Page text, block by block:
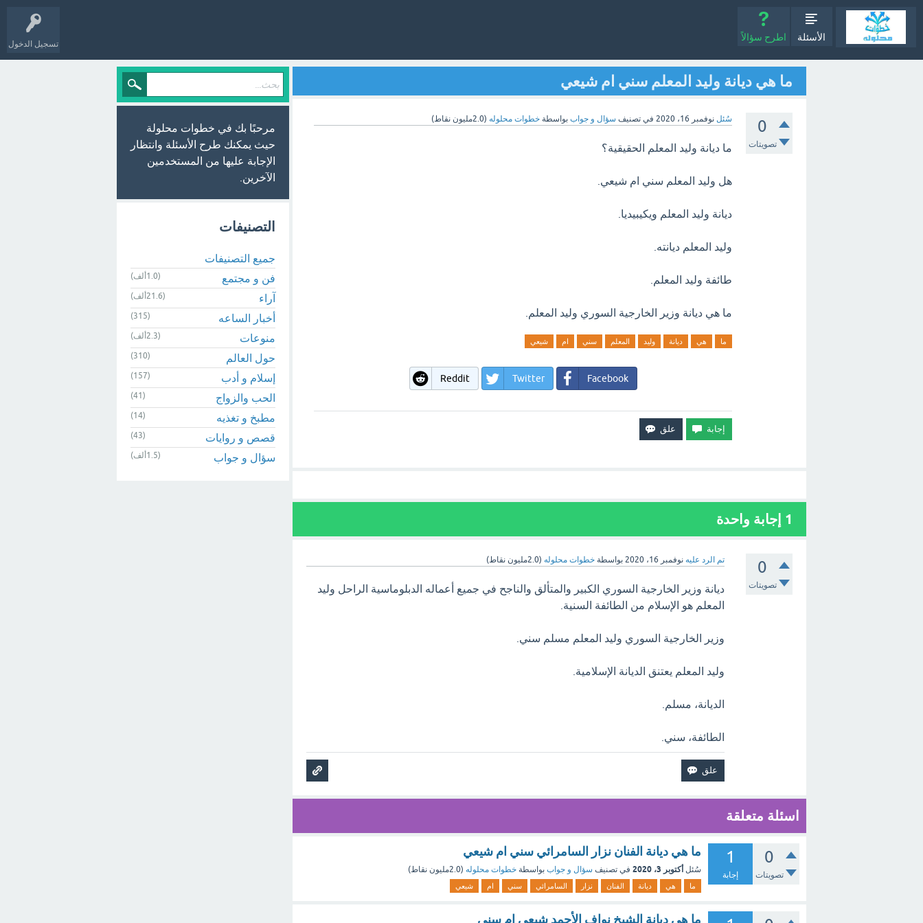
تسجيل الدخول
الأسئلة اطرح سؤالاً
ما هي ديانة وليد المعلم سني ام شيعي
0
تصويتات
سُئل نوفمبر 16، 2020 في تصنيف سؤال و جواب بواسطة خطوات محلوله (2.0مليون نقاط)
ما ديانة وليد المعلم الحقيقية؟
هل وليد المعلم سني ام شيعي.
ديانة وليد المعلم ويكيبيديا.
وليد المعلم ديانته.
طائفة وليد المعلم.
ما هي ديانة وزير الخارجية السوري وليد المعلم.
ما هي ديانة وليد المعلم سني ام شيعي
Facebook
Twitter
Reddit
1 إجابة واحدة
0
تصويتات
تم الرد عليه نوفمبر 16، 2020 بواسطةخطوات محلوله (2.0مليون نقاط)
ديانة وزير الخارجية السوري الكبير والمتألق والناجح في جميع أعماله الدبلوماسية الراحل وليد
المعلم هو الإسلام من الطائفة السنية.
وزير الخارجية السوري وليد المعلم مسلم سني.
وليد المعلم يعتنق الديانة الإسلامية.
الديانة، مسلم.
الطائفة، سني.
اسئلة متعلقة
0
تصويتات
1
إجابة
ما هي ديانة الفنان نزار السامرائي سني ام شيعي
سُئل أكتوبر 3، 2020 في تصنيف سؤال و جواب بواسطة خطوات محلوله (2.0مليون نقاط)
ما هي ديانة الفنان نزار السامرائي سني ام شيعي
ما هي ديانة الشيخ نواف الأحمد شيعي ام سني
مرحبًا بك في خطوات محلولة
حيث يمكنك طرح الأسئلة وانتظار
الإجابة عليها من المستخدمين
الآخرين.
التصنيفات
جميع التصنيفات
فن و مجتمع
(1.0ألف)
آراء (21.6ألف)
أخبار الساعه (315)
منوعات (2.3ألف)
حول العالم (310)
إسلام و أدب (157)
الحب والزواج (41)
مطبخ و تغذيه (14)
قصص و روايات (43)
سؤال و جواب (1.5ألف)